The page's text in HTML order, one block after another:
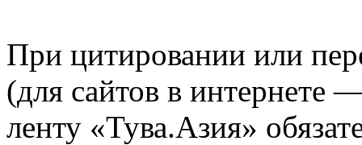
При цитировании или
(для сайтов в интернете
ленту «Тува.Азия»